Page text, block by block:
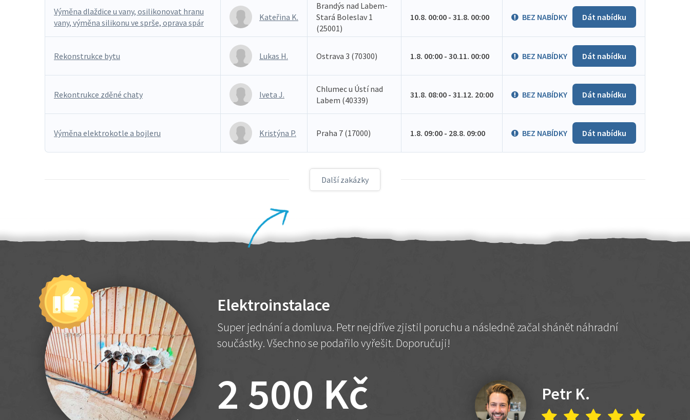
Výměna dlaždice u vany, osilikonovat hranu
vany, výměna silikonu ve sprše, oprava spár
Kateřina K.
Brandýs nad Labem-
Stará Boleslav 1
(25001)
10.8. 00:00 - 31.8. 00:00 BEZ NABÍDKY Dát nabídku
Rekonstrukce bytu Lukas H. Ostrava 3 (70300) 1.8. 00:00 - 30.11. 00:00 BEZ NABÍDKY Dát nabídku
Rekontrukce zděné chaty Iveta J.
Chlumec u Ústí nad
Labem (40339)
31.8. 08:00 - 31.12. 20:00 BEZ NABÍDKY Dát nabídku
Výměna elektrokotle a bojleru Kristýna P. Praha 7 (17000) 1.8. 09:00 - 28.8. 09:00 BEZ NABÍDKY Dát nabídku
Další zakázky
Elektroinstalace
Super jednání a domluva. Petr nejdříve zjistil poruchu a následně začal shánět náhradní
součástky. Všechno se podařilo vyřešit. Doporučuji!
2 500 Kč Petr K.